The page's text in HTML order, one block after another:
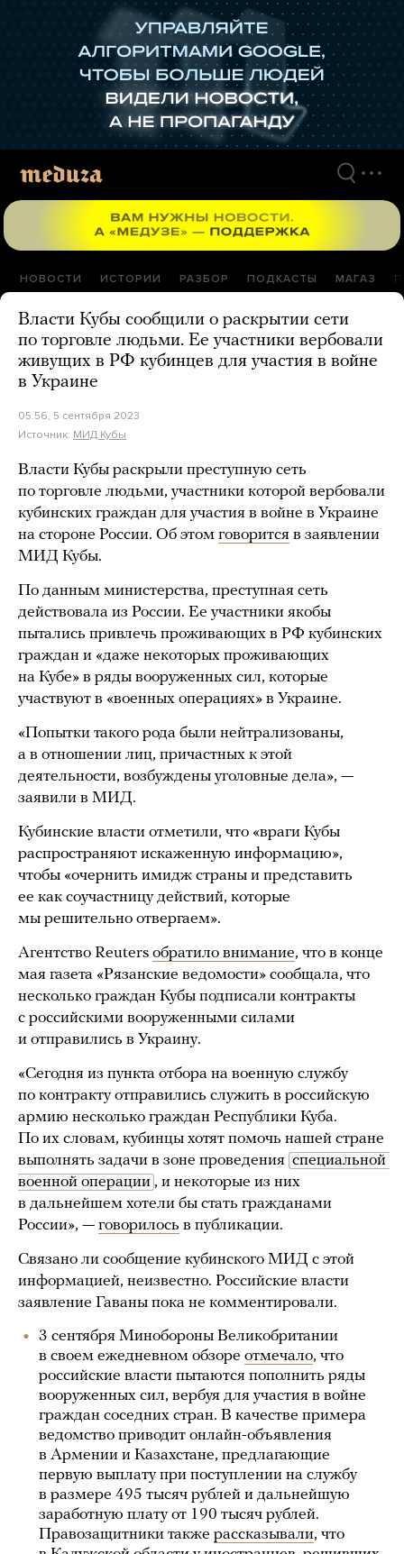
НОВОСТИ ИСТОРИИ РАЗБОР ПОДКАСТЫ МАГАЗ
Власти Кубы сообщили о раскрытии сети
по торговле людьми. Ее участники вербовали
живущих в РФ кубинцев для участия в войне
в Украине
05:56, 5 сентября 2023
Источник: МИД Кубы
Власти Кубы раскрыли преступную сеть
по торговле людьми, участники которой вербовали
кубинских граждан для участия в войне в Украине
на стороне России. Об этом говорится в заявлении
МИД Кубы.
По данным министерства, преступная сеть
действовала из России. Ее участники якобы
пытались привлечь проживающих в РФ кубинских
граждан и «даже некоторых проживающих
на Кубе» в ряды вооруженных сил, которые
участвуют в «военных операциях» в Украине.
«Попытки такого рода были нейтрализованы,
а в отношении лиц, причастных к этой
деятельности, возбуждены уголовные дела», —
заявили в МИД.
Кубинские власти отметили, что «враги Кубы
распространяют искаженную информацию»,
чтобы «очернить имидж страны и представить
ее как соучастницу действий, которые
мы решительно отвергаем».
Агентство Reuters обратило внимание, что в конце
мая газета «Рязанские ведомости» сообщала, что
несколько граждан Кубы подписали контракты
с российскими вооруженными силами
и отправились в Украину.
«Сегодня из пункта отбора на военную службу
по контракту отправились служить в российскую
армию несколько граждан Республики Куба.
По их словам, кубинцы хотят помочь нашей стране
выполнять задачи в зоне проведения специальной
военной операции , и некоторые из них
в дальнейшем хотели бы стать гражданами
России», — говорилось в публикации.
Связано ли сообщение кубинского МИД с этой
информацией, неизвестно. Российские власти
заявление Гаваны пока не комментировали.
3 сентября Минобороны Великобритании
в своем ежедневном обзоре отмечало, что
российские власти пытаются пополнить ряды
вооруженных сил, вербуя для участия в войне
граждан соседних стран. В качестве примера
ведомство приводит онлайн-объявления
в Армении и Казахстане, предлагающие
первую выплату при поступлении на службу
в размере 495 тысяч рублей и дальнейшую
заработную плату от 190 тысяч рублей.
Правозащитники также рассказывали, что